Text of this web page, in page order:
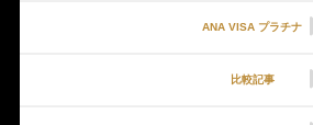
ANA VISA プラチナ
比較記事